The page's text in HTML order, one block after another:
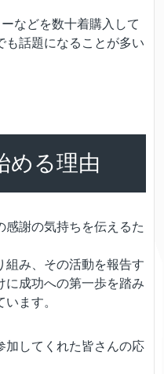
などを数十着購入して
も話題になることが多い
める理由
感謝の気持ちを伝えるた
組み、その活動を報告す
に成功への第一歩を踏み
ます。
加してくれた皆さんの応